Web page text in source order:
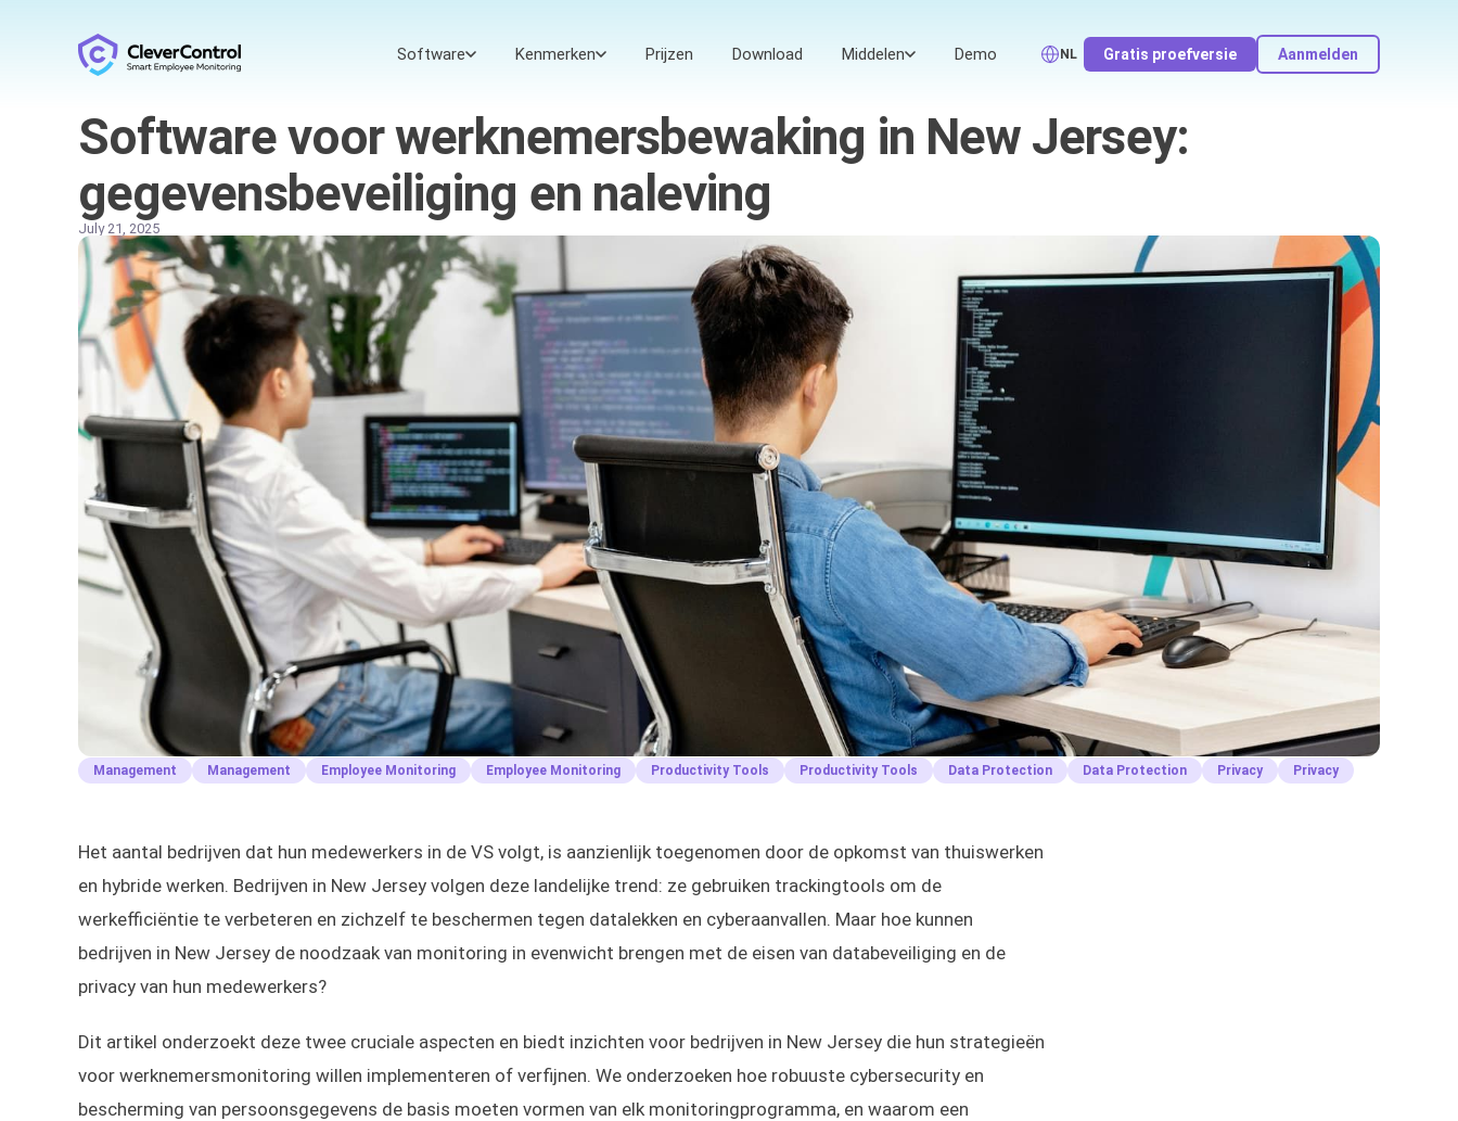
Software Kenmerken Prijzen Download Middelen Demo NL Gratis proefversie Aanmelden
Software voor werknemersbewaking in New Jersey:
gegevensbeveiliging en naleving
July 21, 2025
Management Management Employee Monitoring Employee Monitoring Productivity Tools Productivity Tools Data Protection Data Protection Privacy Privacy
Het aantal bedrijven dat hun medewerkers in de VS volgt, is aanzienlijk toegenomen door de opkomst van thuiswerken
en hybride werken. Bedrijven in New Jersey volgen deze landelijke trend: ze gebruiken trackingtools om de
werkefficiëntie te verbeteren en zichzelf te beschermen tegen datalekken en cyberaanvallen. Maar hoe kunnen
bedrijven in New Jersey de noodzaak van monitoring in evenwicht brengen met de eisen van databeveiliging en de
privacy van hun medewerkers?
Dit artikel onderzoekt deze twee cruciale aspecten en biedt inzichten voor bedrijven in New Jersey die hun strategieën
voor werknemersmonitoring willen implementeren of verfijnen. We onderzoeken hoe robuuste cybersecurity en
bescherming van persoonsgegevens de basis moeten vormen van elk monitoringprogramma, en waarom een